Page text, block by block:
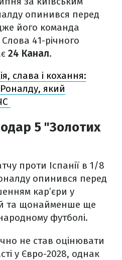
опинився перед
його команда
41-річного
24 Канал.
слава і кохання:
Роналду, який
5 "Золотих
проти Іспанії в 1/8
опинився перед
кар’єри у
та щонайменше ще
футболі.
не став оцінювати
у Євро-2028, однак